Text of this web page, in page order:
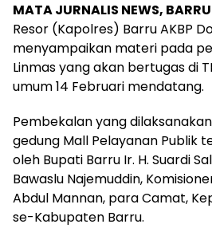
MATA JURNALIS NEWS,
Resor (Kapolres) Barru AKBP
menyampaikan materi pada
Linmas yang akan bertugas di
umum 14 Februari mendatang.
Pembekalan yang
gedung Mall Pelayanan Publik
oleh Bupati Barru Ir. H. Suardi
Bawaslu Najemuddin,
Abdul Mannan, para Camat,
se-Kabupaten Barru.